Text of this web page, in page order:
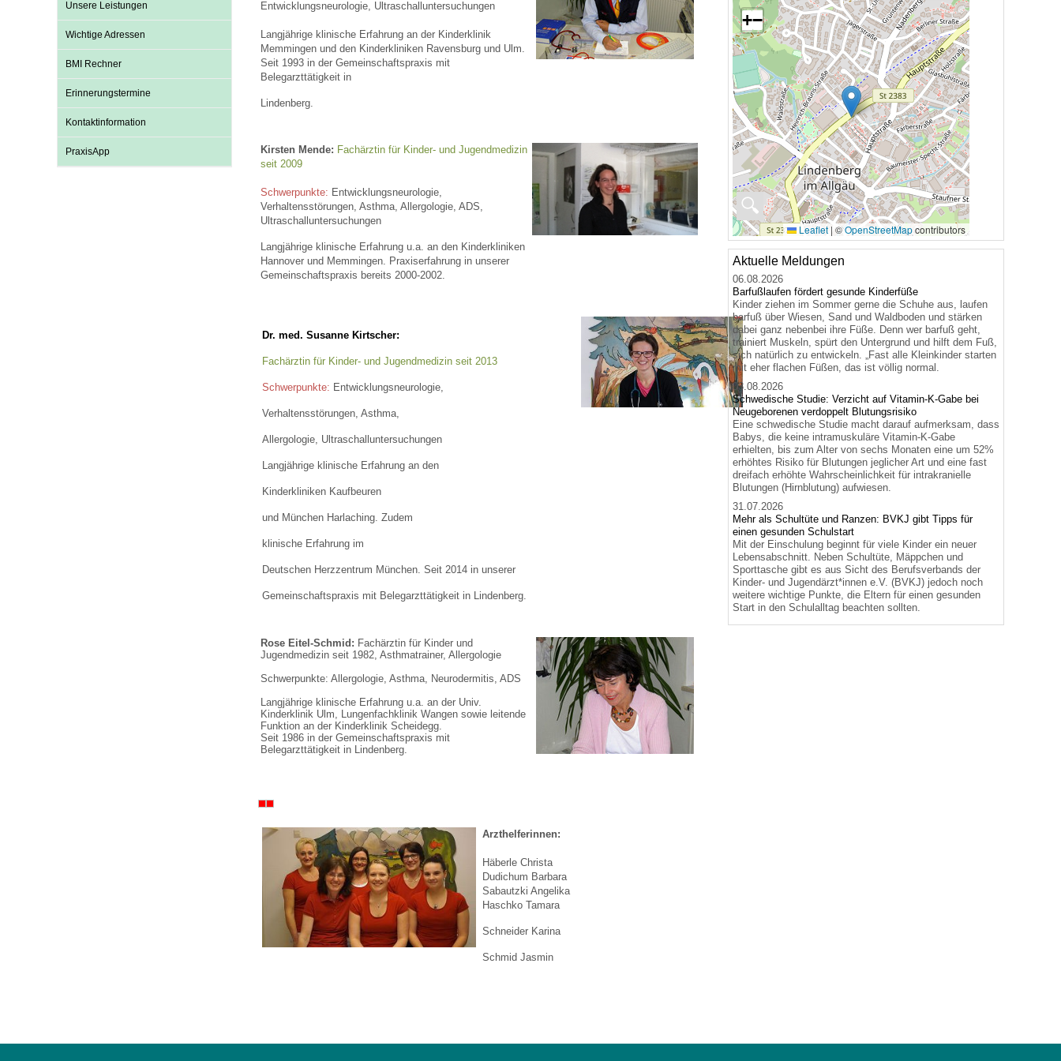
Impfsicherheit
Häufige Fragen
Recht auf Impfung
Vorsorge- und Impferinnerung
Notdienste
Empfehlungen zum Bildschirmmediengebrauch
Hörlexikon
Material zu den Vorsorgen
Entwicklungskalender
Broschüren und Informationsflyer
U0-Vorsorge
Unsere Leistungen
Wichtige Adressen
BMI Rechner
Erinnerungstermine
Kontaktinformation
PraxisApp
Entwicklungsneurologie, Ultraschalluntersuchungen
Langjährige klinische Erfahrung an der Kinderklinik
Memmingen und den Kinderkliniken Ravensburg und Ulm.
Seit 1993 in der Gemeinschaftspraxis mit
Belegarzttätigkeit in
Lindenberg.
Kirsten Mende: Fachärztin für Kinder- und Jugendmedizin
seit 2009
Schwerpunkte: Entwicklungsneurologie,
Verhaltensstörungen, Asthma, Allergologie, ADS,
Ultraschalluntersuchungen
Langjährige klinische Erfahrung u.a. an den Kinderkliniken
Hannover und Memmingen. Praxiserfahrung in unserer
Gemeinschaftspraxis bereits 2000-2002.
Dr. med. Susanne Kirtscher:
Fachärztin für Kinder- und Jugendmedizin seit 2013
Schwerpunkte: Entwicklungsneurologie,
Verhaltensstörungen, Asthma,
Allergologie, Ultraschalluntersuchungen
Langjährige klinische Erfahrung an den
Kinderkliniken Kaufbeuren
und München Harlaching. Zudem
klinische Erfahrung im
Deutschen Herzzentrum München. Seit 2014 in unserer
Gemeinschaftspraxis mit Belegarzttätigkeit in Lindenberg.
Rose Eitel-Schmid: Fachärztin für Kinder und
Jugendmedizin seit 1982, Asthmatrainer, Allergologie
Schwerpunkte: Allergologie, Asthma, Neurodermitis, ADS
Langjährige klinische Erfahrung u.a. an der Univ.
Kinderklinik Ulm, Lungenfachklinik Wangen sowie leitende
Funktion an der Kinderklinik Scheidegg.
Seit 1986 in der Gemeinschaftspraxis mit
Belegarzttätigkeit in Lindenberg.
Arzthelferinnen:
Häberle Christa
Dudichum Barbara
Sabautzki Angelika
Haschko Tamara
Schneider Karina
Schmid Jasmin
🔍
+−
Leaflet | ©OpenStreetMapcontributors
Aktuelle Meldungen
06.08.2026
Barfußlaufen fördert gesunde Kinderfüße
Kinder ziehen im Sommer gerne die Schuhe aus, laufen
barfuß über Wiesen, Sand und Waldboden und stärken
dabei ganz nebenbei ihre Füße. Denn wer barfuß geht,
trainiert Muskeln, spürt den Untergrund und hilft dem Fuß,
sich natürlich zu entwickeln. „Fast alle Kleinkinder starten
mit eher flachen Füßen, das ist völlig normal.
03.08.2026
Schwedische Studie: Verzicht auf Vitamin-K-Gabe bei
Neugeborenen verdoppelt Blutungsrisiko
Eine schwedische Studie macht darauf aufmerksam, dass
Babys, die keine intramuskuläre Vitamin-K-Gabe
erhielten, bis zum Alter von sechs Monaten eine um 52%
erhöhtes Risiko für Blutungen jeglicher Art und eine fast
dreifach erhöhte Wahrscheinlichkeit für intrakranielle
Blutungen (Hirnblutung) aufwiesen.
31.07.2026
Mehr als Schultüte und Ranzen: BVKJ gibt Tipps für
einen gesunden Schulstart
Mit der Einschulung beginnt für viele Kinder ein neuer
Lebensabschnitt. Neben Schultüte, Mäppchen und
Sporttasche gibt es aus Sicht des Berufsverbands der
Kinder- und Jugendärzt*innen e.V. (BVKJ) jedoch noch
weitere wichtige Punkte, die Eltern für einen gesunden
Start in den Schulalltag beachten sollten.